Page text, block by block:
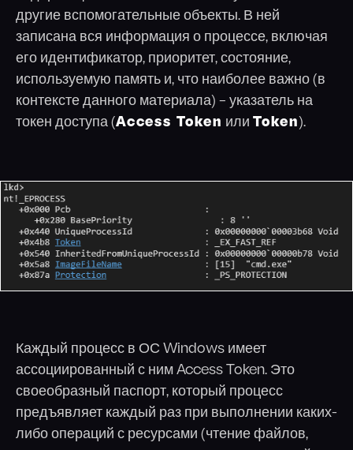
другие вспомогательные объекты. В ней
записана вся информация о процессе, включая
его идентификатор, приоритет, состояние,
используемую память и, что наиболее важно (в
контексте данного материала) – указатель на
токен доступа (Access Token или Token ).
Каждый процесс в ОС Windows имеет
ассоциированный с ним Access Token. Это
своеобразный паспорт, который процесс
предъявляет каждый раз при выполнении каких-
либо операций с ресурсами (чтение файлов,